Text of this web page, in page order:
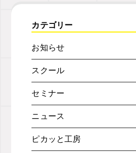
カテゴリー
お知らせ
スクール
セミナー
ニュース
ピカッと工房